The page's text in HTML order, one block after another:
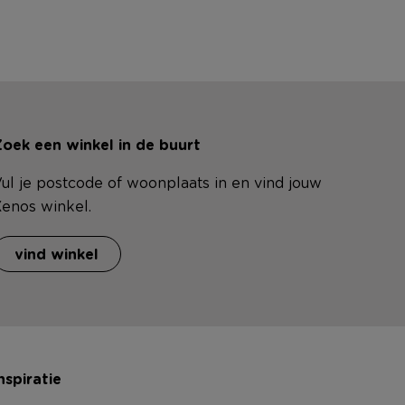
een winkel in de buurt
je postcode of woonplaats in en vind jouw
winkel.
vind winkel